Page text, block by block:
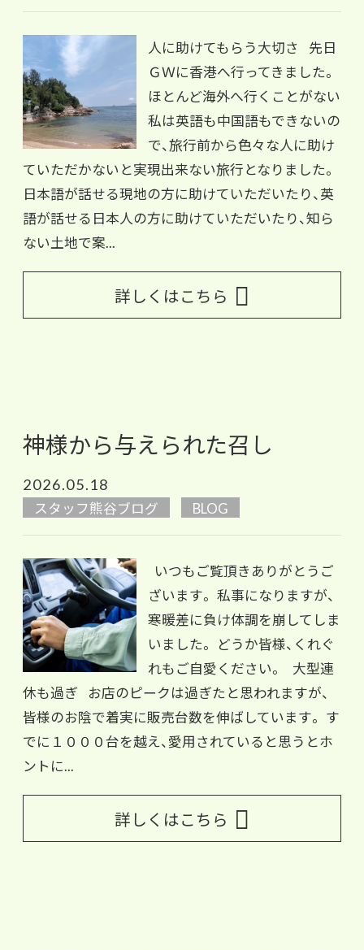
人に助けてもらう大切さ 先日
ＧＷに香港へ行ってきました。
ほとんど海外へ行くことがない
私は英語も中国語もできないの
で、旅行前から色々な人に助け
ていただかないと実現出来ない旅行となりました。
日本語が話せる現地の方に助けていただいたり、英
語が話せる日本人の方に助けていただいたり、知ら
ない土地で案...
詳しくはこちら
神様から与えられた召し
2026.05.18
スタッフ熊谷ブログ BLOG
いつもご覧頂きありがとうご
ざいます。 私事になりますが、
寒暖差に負け体調を崩してしま
いました。 どうか皆様、くれぐ
れもご自愛ください。 大型連
休も過ぎ お店のピークは過ぎたと思われますが、
皆様のお陰で着実に販売台数を伸ばしています。 す
でに１０００台を越え、愛用されていると思うとホ
ントに...
詳しくはこちら